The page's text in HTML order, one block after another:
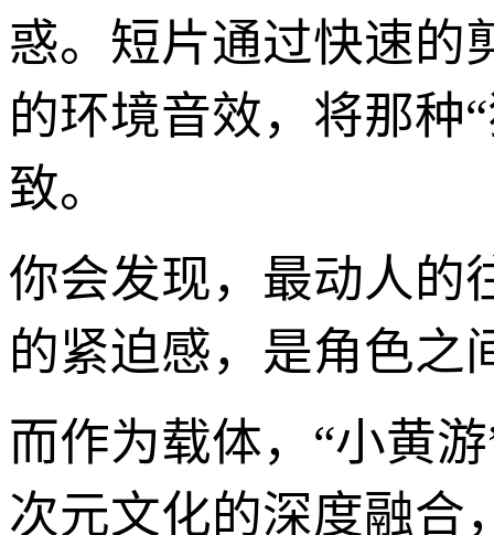
惑。短片通过快速的
的环境音效，将那种
致。
你会发现，最动人的
的紧迫感，是角色之
而作为载体，“小黄
次元文化的深度融合